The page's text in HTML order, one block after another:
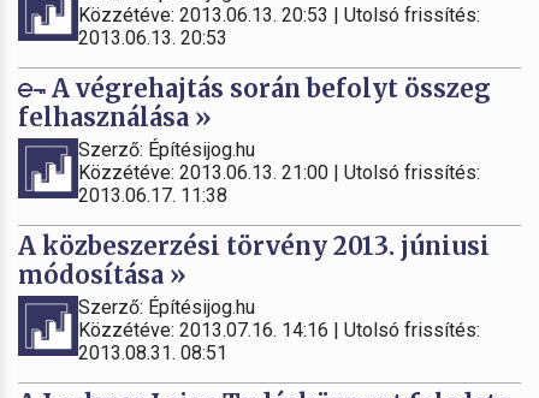
Közzétéve: 2013.06.13. 20:53 | Utolsó frissítés:
2013.06.13. 20:53
A végrehajtás során befolyt összeg
felhasználása »
Szerző: Építésijog.hu
Közzétéve: 2013.06.13. 21:00 | Utolsó frissítés:
2013.06.17. 11:38
A közbeszerzési törvény 2013. júniusi
módosítása »
Szerző: Építésijog.hu
Közzétéve: 2013.07.16. 14:16 | Utolsó frissítés:
2013.08.31. 08:51